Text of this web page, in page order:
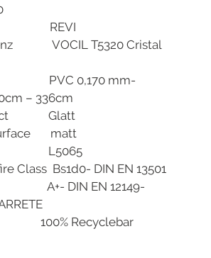
REVI
VOCIL T5320 Cristal
PVC 0,170 mm-
– 336cm
Glatt
matt
L5065
Class Bs1d0- DIN EN 13501
A+- DIN EN 12149-